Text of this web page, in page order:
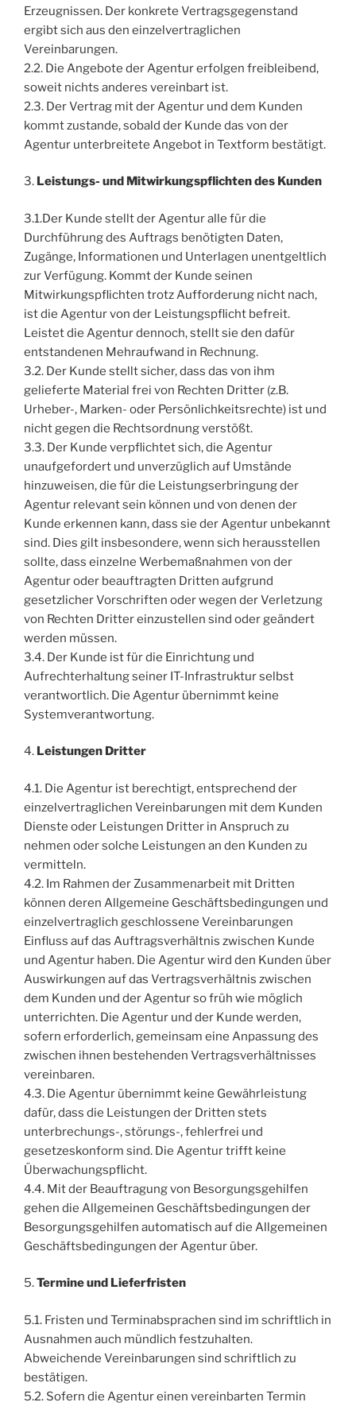
Erzeugnissen. Der konkrete Vertragsgegenstand
ergibt sich aus den einzelvertraglichen
Vereinbarungen.
2.2. Die Angebote der Agentur erfolgen freibleibend,
soweit nichts anderes vereinbart ist.
2.3. Der Vertrag mit der Agentur und dem Kunden
kommt zustande, sobald der Kunde das von der
Agentur unterbreitete Angebot in Textform bestätigt.
3. Leistungs- und Mitwirkungspflichten des Kunden
3.1.Der Kunde stellt der Agentur alle für die
Durchführung des Auftrags benötigten Daten,
Zugänge, Informationen und Unterlagen unentgeltlich
zur Verfügung. Kommt der Kunde seinen
Mitwirkungspflichten trotz Aufforderung nicht nach,
ist die Agentur von der Leistungspflicht befreit.
Leistet die Agentur dennoch, stellt sie den dafür
entstandenen Mehraufwand in Rechnung.
3.2. Der Kunde stellt sicher, dass das von ihm
gelieferte Material frei von Rechten Dritter (z.B.
Urheber-, Marken- oder Persönlichkeitsrechte) ist und
nicht gegen die Rechtsordnung verstößt.
3.3. Der Kunde verpflichtet sich, die Agentur
unaufgefordert und unverzüglich auf Umstände
hinzuweisen, die für die Leistungserbringung der
Agentur relevant sein können und von denen der
Kunde erkennen kann, dass sie der Agentur unbekannt
sind. Dies gilt insbesondere, wenn sich herausstellen
sollte, dass einzelne Werbemaßnahmen von der
Agentur oder beauftragten Dritten aufgrund
gesetzlicher Vorschriften oder wegen der Verletzung
von Rechten Dritter einzustellen sind oder geändert
werden müssen.
3.4. Der Kunde ist für die Einrichtung und
Aufrechterhaltung seiner IT-Infrastruktur selbst
verantwortlich. Die Agentur übernimmt keine
Systemverantwortung.
4. Leistungen Dritter
4.1. Die Agentur ist berechtigt, entsprechend der
einzelvertraglichen Vereinbarungen mit dem Kunden
Dienste oder Leistungen Dritter in Anspruch zu
nehmen oder solche Leistungen an den Kunden zu
vermitteln.
4.2. Im Rahmen der Zusammenarbeit mit Dritten
können deren Allgemeine Geschäftsbedingungen und
einzelvertraglich geschlossene Vereinbarungen
Einfluss auf das Auftragsverhältnis zwischen Kunde
und Agentur haben. Die Agentur wird den Kunden über
Auswirkungen auf das Vertragsverhältnis zwischen
dem Kunden und der Agentur so früh wie möglich
unterrichten. Die Agentur und der Kunde werden,
sofern erforderlich, gemeinsam eine Anpassung des
zwischen ihnen bestehenden Vertragsverhältnisses
vereinbaren.
4.3. Die Agentur übernimmt keine Gewährleistung
dafür, dass die Leistungen der Dritten stets
unterbrechungs-, störungs-, fehlerfrei und
gesetzeskonform sind. Die Agentur trifft keine
Überwachungspflicht.
4.4. Mit der Beauftragung von Besorgungsgehilfen
gehen die Allgemeinen Geschäftsbedingungen der
Besorgungsgehilfen automatisch auf die Allgemeinen
Geschäftsbedingungen der Agentur über.
5.Termine und Lieferfristen
5.1. Fristen und Terminabsprachen sind im schriftlich in
Ausnahmen auch mündlich festzuhalten.
Abweichende Vereinbarungen sind schriftlich zu
bestätigen.
5.2. Sofern die Agentur einen vereinbarten Termin